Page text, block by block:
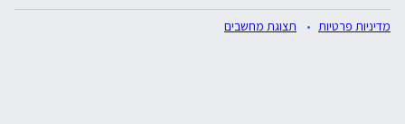
מדיניות פרטיות תצוגת מחשבים